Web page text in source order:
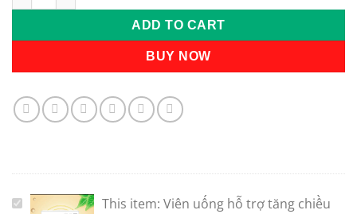
ADD TO CART
BUY NOW
Viên
This item: Viên uống hỗ trợ tăng chiều